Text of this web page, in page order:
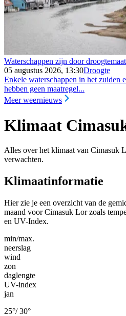
Waterschappen zijn door
05 augustus 2026, 13:30Droogte
Enkele waterschappen in het zuiden
hebben geen maatregel...
Meer weernieuws
Klimaat
Alles over het klimaat van Cimasuk
verwachten.
Klimaatinformatie
Hier zie je een overzicht van de
maand voor Cimasuk Lor zoals
en UV-Index.
min/max.
neerslag
wind
zon
daglengte
UV-index
jan
25°/30°